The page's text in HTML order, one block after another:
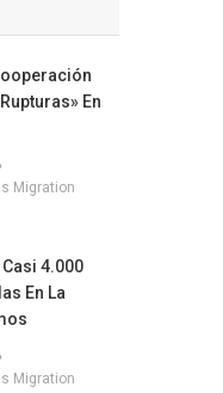
En
Migration
4.000
En La
Migration